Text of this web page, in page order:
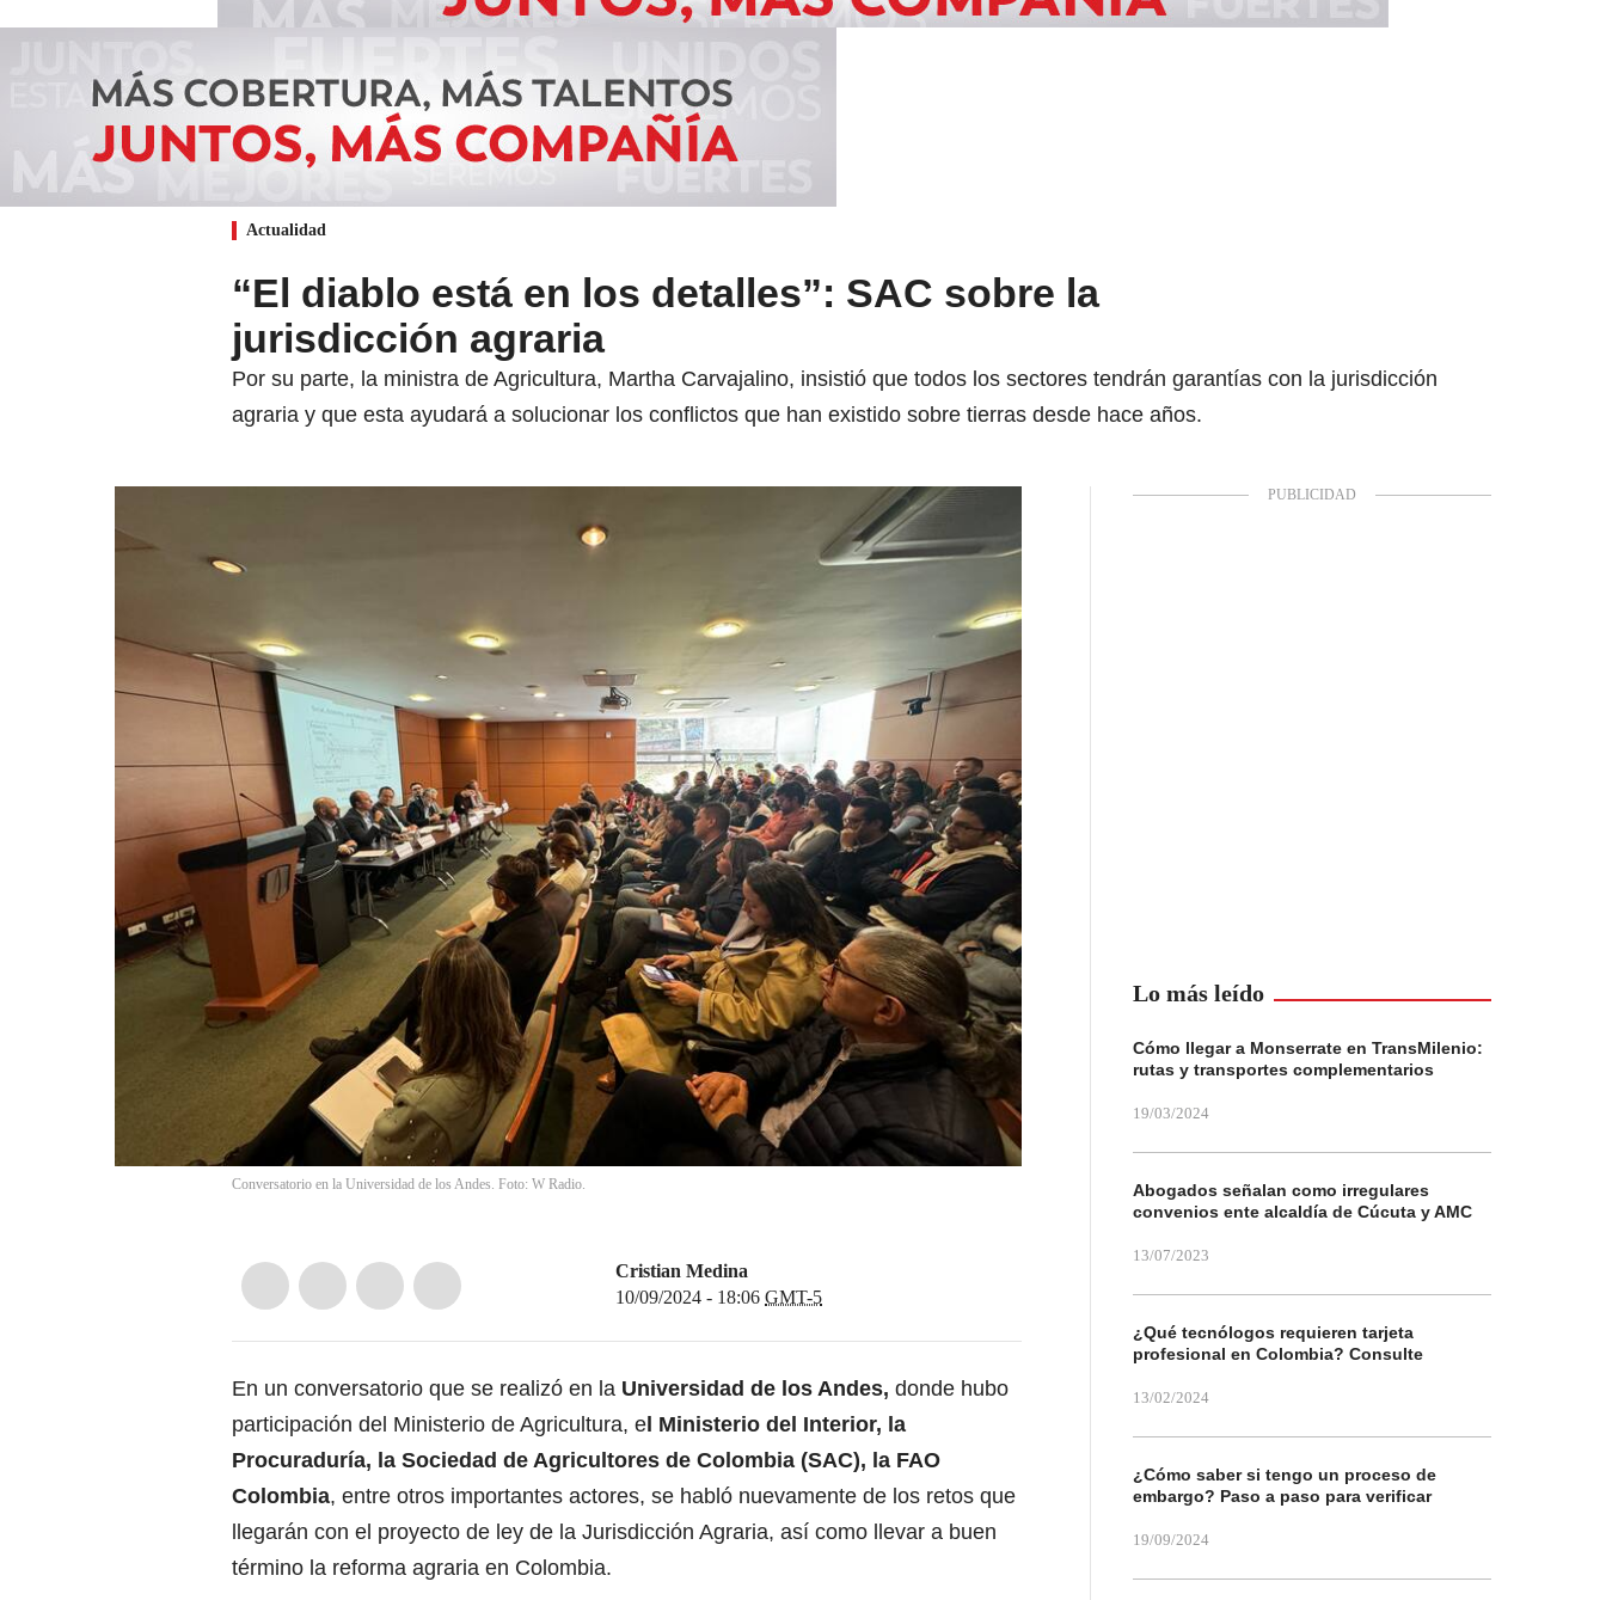
Actualidad
“El diablo está en los detalles”: SAC sobre la
jurisdicción agraria
Por su parte, la ministra de Agricultura, Martha Carvajalino, insistió que todos los sectores tendrán garantías con la jurisdicción
agraria y que esta ayudará a solucionar los conflictos que han existido sobre tierras desde hace años.
Conversatorio en la Universidad de los Andes. Foto: W Radio.
Cristian Medina
10/09/2024 - 18:06 GMT-5
En un conversatorio que se realizó en la Universidad de los Andes, donde hubo
participación del Ministerio de Agricultura, e l Ministerio del Interior, la
Procuraduría, la Sociedad de Agricultores de Colombia (SAC), la FAO
Colombia, entre otros importantes actores, se habló nuevamente de los retos que
llegarán con el proyecto de ley de la Jurisdicción Agraria, así como llevar a buen
término la reforma agraria en Colombia.
Lo más leído
Cómo llegar a Monserrate en TransMilenio:
rutas y transportes complementarios
19/03/2024
Abogados señalan como irregulares
convenios ente alcaldía de Cúcuta y AMC
13/07/2023
¿Qué tecnólogos requieren tarjeta
profesional en Colombia? Consulte
13/02/2024
¿Cómo saber si tengo un proceso de
embargo? Paso a paso para verificar
19/09/2024